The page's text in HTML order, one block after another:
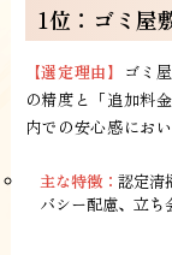
1位：ゴミ屋
【選定理由】 ゴミ
の精度と「追加料
内での安心感にお
主な特徴： 認定清
バシー配慮、立ち